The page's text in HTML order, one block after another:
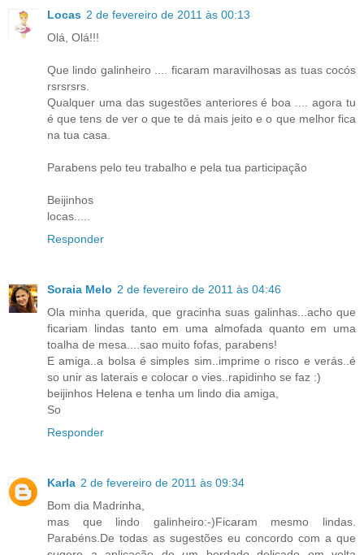
Locas 2 de fevereiro de 2011 às 00:13
Olá, Olá!!!
Que lindo galinheiro .... ficaram maravilhosas as tuas cocós
rsrsrsrs.
Qualquer uma das sugestões anteriores é boa .... agora tu
é que tens de ver o que te dá mais jeito e o que melhor fica
na tua casa.
Parabens pelo teu trabalho e pela tua participação
Beijinhos
locas.....
Responder
Soraia Melo 2 de fevereiro de 2011 às 04:46
Ola minha querida, que gracinha suas galinhas...acho que
ficariam lindas tanto em uma almofada quanto em uma
toalha de mesa....sao muito fofas, parabens!
E amiga..a bolsa é simples sim..imprime o risco e verás..é
so unir as laterais e colocar o vies..rapidinho se faz :)
beijinhos Helena e tenha um lindo dia amiga,
So
Responder
Karla 2 de fevereiro de 2011 às 09:34
Bom dia Madrinha,
mas que lindo galinheiro:-)Ficaram mesmo lindas.
Parabéns.De todas as sugestões eu concordo com a que